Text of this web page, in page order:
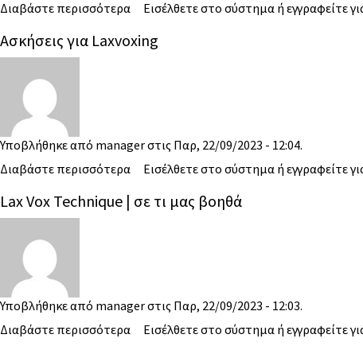
Διαβάστε περισσότερα
Εισέλθετε στο σύστημα ή εγγραφείτε
Ασκήσεις για Laxvoxing
Υποβλήθηκε από managerστις Παρ, 22/09/2023 - 12:04.
Διαβάστε περισσότερα
Εισέλθετε στο σύστημα ή εγγραφείτε
Lax Vox Technique | σε τι μας βοηθά
Υποβλήθηκε από managerστις Παρ, 22/09/2023 - 12:03.
Διαβάστε περισσότερα
Εισέλθετε στο σύστημα ή εγγραφείτε